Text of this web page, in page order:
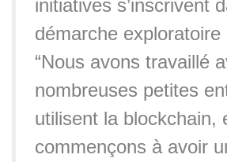
initiatives s’inscrivent
démarche exploratoire
“Nous avons travaillé
nombreuses petites
utilisent la blockchain,
commençons à avoir